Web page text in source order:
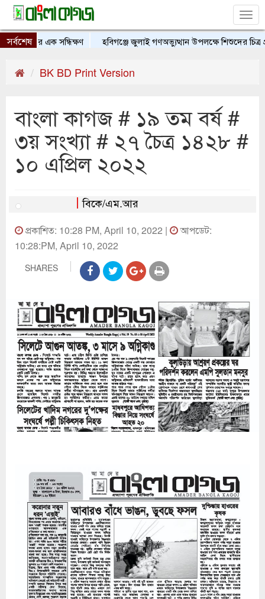
সর্বশেষএক সন্ধিক্ষণ হবিগঞ্জে জুলাই গণঅভ্যুত্থান উপলক্ষে শিশুদের চিত্র
BK BD Print Version
বাংলা কাগজ # ১৯ তম বর্ষ #
৩য় সংখ্যা # ২৭ চৈত্র ১৪২৮ #
১০ এপ্রিল ২০২২
বিকে/এম.আর
প্রকাশিত: 10:28 PM, April 10, 2022 |
আপডেট:
10:28:PM, April 10, 2022
SHARES